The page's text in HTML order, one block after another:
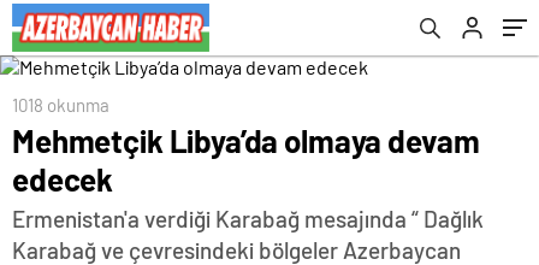
1018 okunma
Mehmetçik Libya’da olmaya devam
edecek
Ermenistan'a verdiği Karabağ mesajında “ Dağlık
Karabağ ve çevresindeki bölgeler Azerbaycan